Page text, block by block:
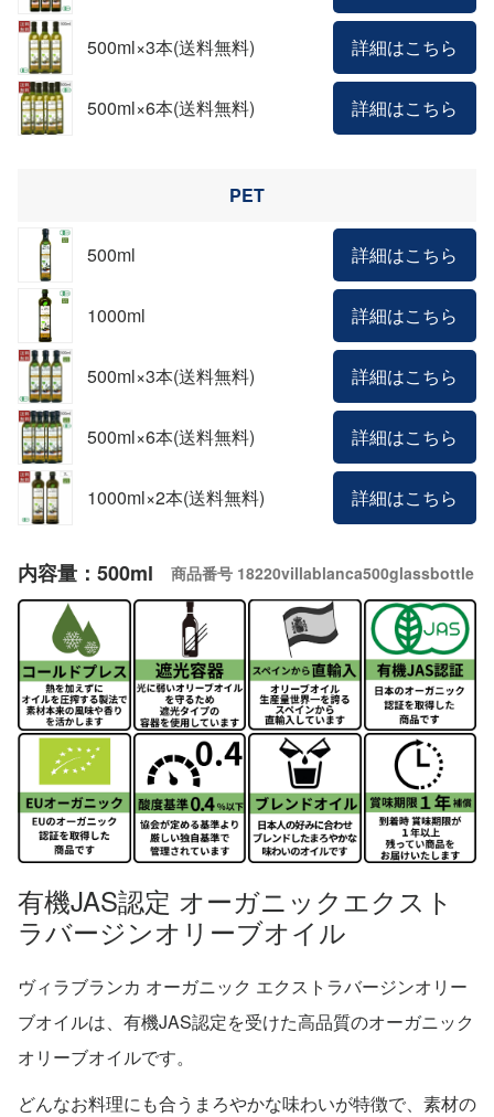
500ml×3本(送料無料) 詳細はこちら
500ml×6本(送料無料) 詳細はこちら
PET
500ml 詳細はこちら
1000ml 詳細はこちら
500ml×3本(送料無料) 詳細はこちら
500ml×6本(送料無料) 詳細はこちら
1000ml×2本(送料無料) 詳細はこちら
内容量：500ml 商品番号 18220villablanca500glassbottle
有機JAS認定 オーガニックエクスト
ラバージンオリーブオイル
ヴィラブランカ オーガニック エクストラバージンオリー
ブオイルは、有機JAS認定を受けた高品質のオーガニック
オリーブオイルです。
どんなお料理にも合うまろやかな味わいが特徴で、素材の